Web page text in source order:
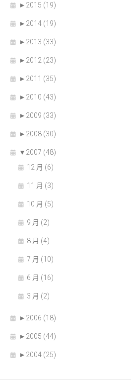
► 2015 (19)
► 2014 (19)
► 2013 (33)
► 2012 (23)
► 2011 (35)
► 2010 (43)
► 2009 (33)
► 2008 (30)
▼ 2007 (48)
12 月 (6)
11 月 (3)
10 月 (5)
9 月 (2)
8 月 (4)
7 月 (10)
6 月 (16)
3 月 (2)
► 2006 (18)
► 2005 (44)
► 2004 (25)